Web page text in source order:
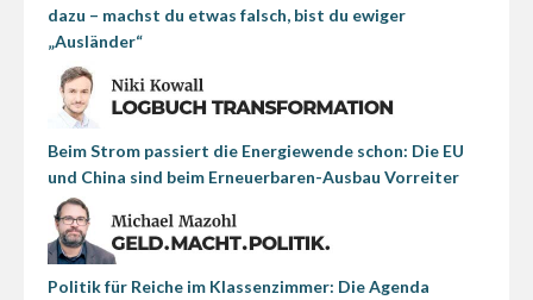
dazu – machst du etwas falsch, bist du ewiger
„Ausländer“
Beim Strom passiert die Energiewende schon: Die EU
und China sind beim Erneuerbaren-Ausbau Vorreiter
Politik für Reiche im Klassenzimmer: Die Agenda